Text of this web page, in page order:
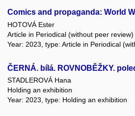
Comics and propaganda: World
HOTOVÁ Ester
Article in Periodical (without peer review)
Year: 2023, type: Article in Periodical
ČERNÁ. bílá. ROVNOBĚŽKY.
STADLEROVÁ Hana
Holding an exhibition
Year: 2023, type: Holding an exhibition